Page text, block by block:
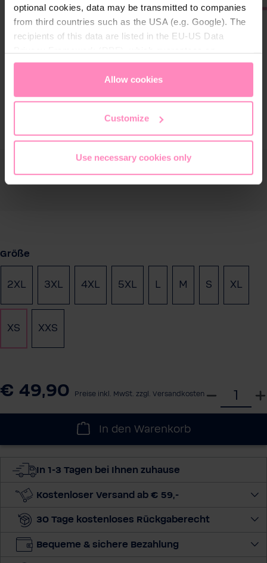
optional cookies, data may be transmitted to companies
from third countries such as the USA (e.g. Google). The
recipients of this data are listed in the EU-US Data
appropriate level of data protection. You canaccept all
only allow necessary cookies
access and change your chosen setting at any time in
Allow cookies
Customize
Use necessary cookies only
Größe
2XL 3XL 4XL 5XL L M S XL
XS XXS
€ 49,90 Preise inkl. MwSt. zzgl. Versandkosten
W
e
e
g
In den Warenkorb
In 1-3 Tagen bei Ihnen zuhause
Kostenloser Versand ab € 59,-
30 Tage kostenloses Rückgaberecht
Bequeme & sichere Bezahlung